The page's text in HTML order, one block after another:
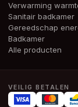
Verwarming
Sanitair badkamer
Gereedschap
Badkamer
Alle producten
VEILIG BETALEN